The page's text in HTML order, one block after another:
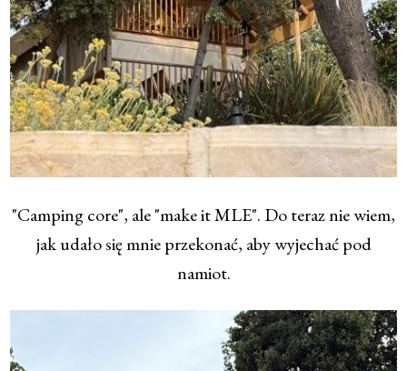
"Camping core", ale "make it MLE". Do teraz nie wiem,
jak udało się mnie przekonać, aby wyjechać pod
namiot.